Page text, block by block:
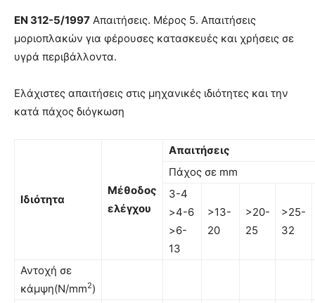
EN 312-5/1997 Απαιτήσεις. Μέρος 5. Απαιτήσεις
µοριοπλακών για φέρουσες κατασκευές και χρήσεις σε
υγρά περιβάλλοντα.
Ελάχιστες απαιτήσεις στις μηχανικές ιδιότητες και την
κατά πάχος διόγκωση
Ιδιότητα
Μέθοδος
ελέγχου
Απαιτήσεις
Πάχος σε mm
3-4
>4-6
>6-
13
>13-
20
>20-
25
>25-
32
Αντοχή σε
κάμψη(N/mm2)